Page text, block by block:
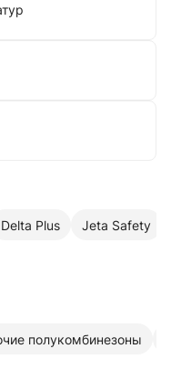
Delta Plus Jeta Safety
полукомбинезоны